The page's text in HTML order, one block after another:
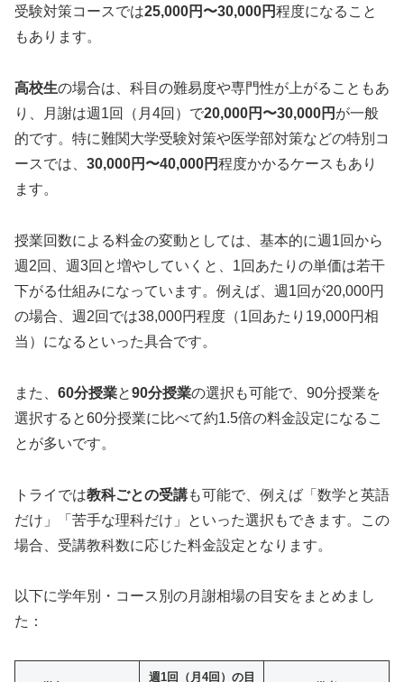
受験対策コースでは25,000円〜30,000円程度になること
もあります。
高校生の場合は、科目の難易度や専門性が上がることもあ
り、月謝は週1回（月4回）で20,000円〜30,000円 が一般
的です。特に難関大学受験対策や医学部対策などの特別コ
ースでは、 30,000円〜40,000円程度かかるケースもあり
ます。
授業回数による料金の変動としては、基本的に週1回から
週2回、週3回と増やしていくと、1回あたりの単価は若干
下がる仕組みになっています。例えば、週1回が20,000円
の場合、週2回では38,000円程度（1回あたり19,000円相
当）になるといった具合です。
また、 60分授業と90分授業の選択も可能で、90分授業を
選択すると60分授業に比べて約1.5倍の料金設定になるこ
とが多いです。
トライでは教科ごとの受講も可能で、例えば「数学と英語
だけ」「苦手な理科だけ」といった選択もできます。この
場合、受講教科数に応じた料金設定となります。
以下に学年別・コース別の月謝相場の目安をまとめまし
た：
週1回（月4回）の目